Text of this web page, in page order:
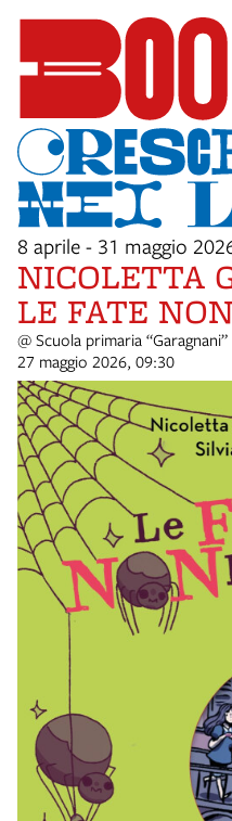
8 aprile - 31 maggio
NICOLETTA
LE FATE
@ Scuola primaria “Garagnani”
27 maggio 2026, 09:30